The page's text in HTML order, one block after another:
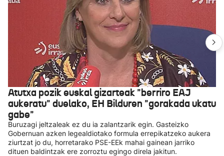
Atutxa pozik euskal gizarteak "berriro EAJ
aukeratu" duelako, EH Bilduren "gorakada ukatu
gabe"
Buruzagi jeltzaleak ez du ia zalantzarik egin. Gasteizko
Gobernuan azken legealdiotako formula errepikatzeko aukera
ziurtzat jo du, horretarako PSE-EEk mahai gainean jarriko
dituen baldintzak ere zorroztu egingo direla jakitun.